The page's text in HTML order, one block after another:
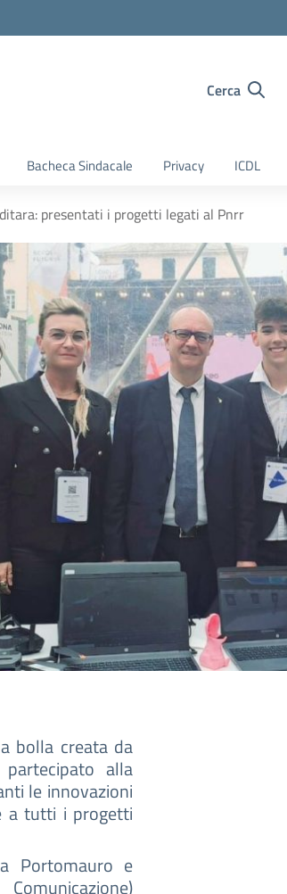
Cerca
Bacheca Sindacale Privacy ICDL
presentati i progetti legati al Pnrr
bolla creata da
alla
le innovazioni
a tutti i progetti
Portomauro e